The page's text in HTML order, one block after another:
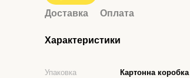
Доставка Оплата
Характеристики
Упаковка
Картонна коробка